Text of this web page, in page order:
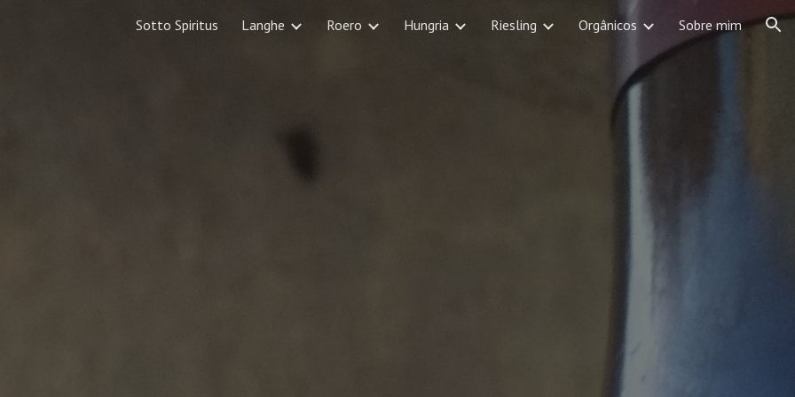
Skip to navigation
Sotto Spiritus Langhe Roero Hungria Riesling Orgânicos Sobre mim